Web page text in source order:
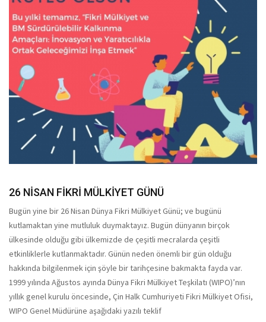
26 NİSAN FİKRİ MÜLKİYET GÜNÜ
Bugün yine bir 26 Nisan Dünya Fikri Mülkiyet Günü; ve bugünü
kutlamaktan yine mutluluk duymaktayız. Bugün dünyanın birçok
ülkesinde olduğu gibi ülkemizde de çeşitli mecralarda çeşitli
etkinliklerle kutlanmaktadır. Günün neden önemli bir gün olduğu
hakkında bilgilenmek için şöyle bir tarihçesine bakmakta fayda var.
1999 yılında Ağustos ayında Dünya Fikri Mülkiyet Teşkilatı (WIPO)’nın
yıllık genel kurulu öncesinde, Çin Halk Cumhuriyeti Fikri Mülkiyet Ofisi,
WIPO Genel Müdürüne aşağıdaki yazılı teklif